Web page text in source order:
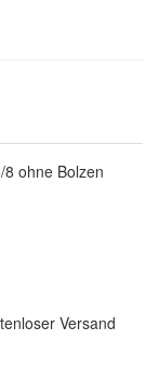
ohne Bolzen
Versand